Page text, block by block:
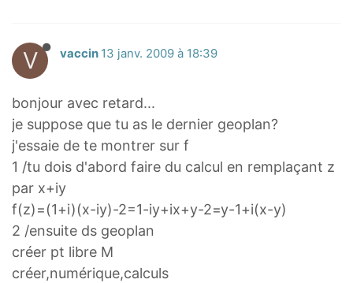
V vaccin 13 janv. 2009 à 18:39
bonjour avec retard...
je suppose que tu as le dernier geoplan?
j'essaie de te montrer sur f
1 /tu dois d'abord faire du calcul en remplaçant z
par x+iy
f(z)=(1+i)(x-iy)-2=1-iy+ix+y-2=y-1+i(x-y)
2 /ensuite ds geoplan
créer pt libre M
créer,numérique,calculs